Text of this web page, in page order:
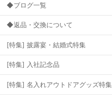
◆ブログ一覧
◆返品・交換について
[特集] 披露宴・結婚式特集
[特集] 入社記念品
[特集] 名入れアウトドアグッズ特集